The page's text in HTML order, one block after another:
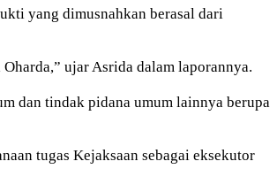
yang dimusnahkan berasal dari
ujar Asrida dalam laporannya.
dan tindak pidana umum lainnya berupa
tugas Kejaksaan sebagai eksekutor